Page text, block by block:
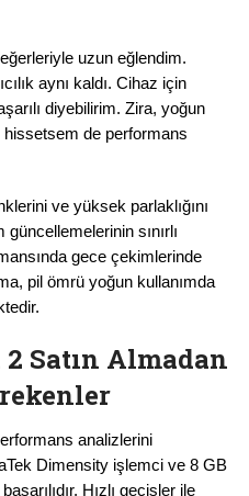
uzun eğlendim.
aynı kaldı. Cihaz için
diyebilirim. Zira, yoğun
hissetsem de performans
ve yüksek parlaklığını
güncellemelerinin sınırlı
gece çekimlerinde
pil ömrü yoğun kullanımda
Satın Almadan
analizlerini
Dimensity işlemci ve 8 GB
Hızlı geçişler ile